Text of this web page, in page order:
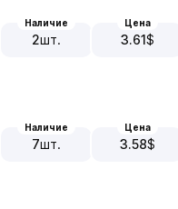
Наличие
2шт.
Цена
3.61$
Наличие
7шт.
Цена
3.58$